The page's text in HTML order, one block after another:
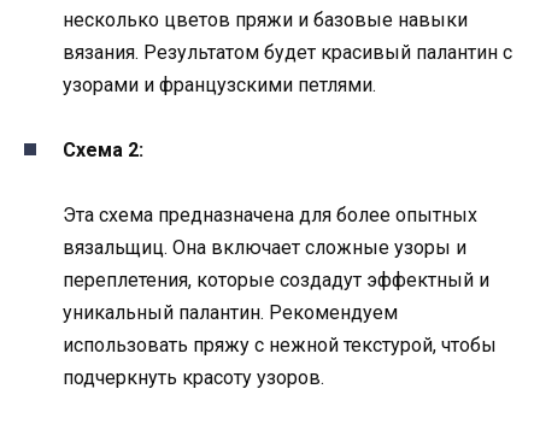
несколько цветов пряжи и базовые навыки
вязания. Результатом будет красивый палантин с
узорами и французскими петлями.
Схема 2:
Эта схема предназначена для более опытных
вязальщиц. Она включает сложные узоры и
переплетения, которые создадут эффектный и
уникальный палантин. Рекомендуем
использовать пряжу с нежной текстурой, чтобы
подчеркнуть красоту узоров.